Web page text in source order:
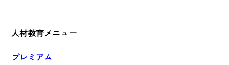
人材教育メニュー
プレミアム